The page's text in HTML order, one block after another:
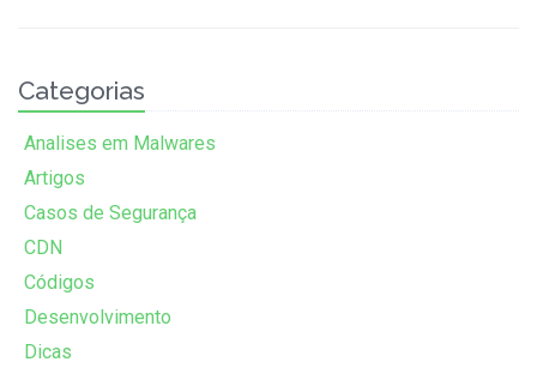
Categorias
Analises em Malwares
Artigos
Casos de Segurança
CDN
Códigos
Desenvolvimento
Dicas